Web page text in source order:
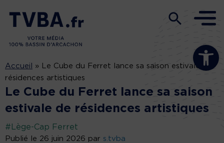
Ouvrir la
Accueil »
Le Cube du Ferret lance sa saison estivale de
résidences artistiques
Le Cube du Ferret lance sa saison
estivale de résidences artistiques
#Lège-Cap Ferret
Publié le 26 juin 2026 par s.tvba